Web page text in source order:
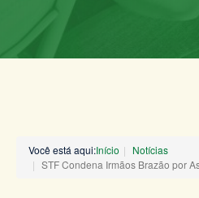
Você está aqui:Início
Notícias
STF Condena Irmãos Brazão por